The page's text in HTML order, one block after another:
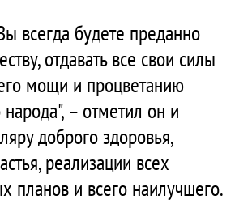
всегда будете преданно
отдавать все свои силы
мощи и процветанию
народа", – отметил он и
доброго здоровья,
реализации всех
планов и всего наилучшего.